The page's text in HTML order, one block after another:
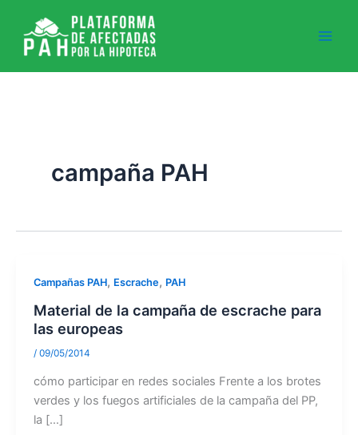
contenido
campaña PAH
Campañas PAH, Escrache, PAH
Material de la campaña de escrache para
las europeas
/ 09/05/2014
cómo participar en redes sociales Frente a los brotes
verdes y los fuegos artificiales de la campaña del PP,
la […]